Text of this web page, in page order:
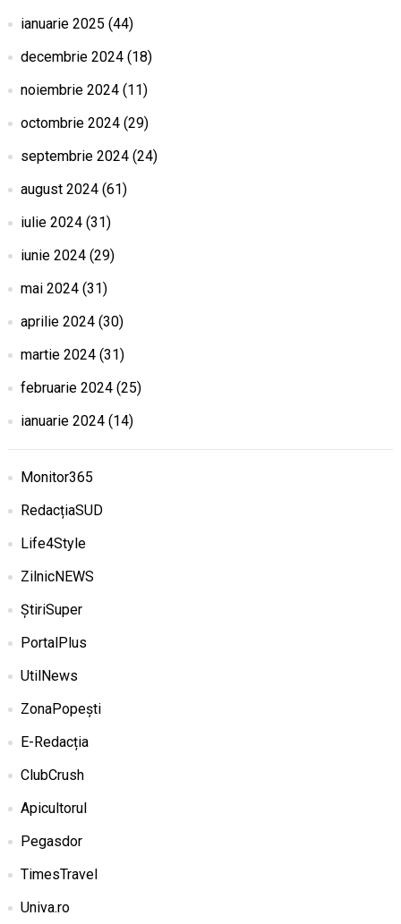
ianuarie 2025 (44)
decembrie 2024(18)
noiembrie 2024(11)
octombrie 2024(29)
septembrie 2024(24)
august 2024(61)
iulie 2024(31)
iunie 2024(29)
mai 2024(31)
aprilie 2024(30)
martie 2024(31)
februarie 2024(25)
ianuarie 2024(14)
Monitor365
RedacțiaSUD
Life4Style
ZilnicNEWS
ȘtiriSuper
PortalPlus
UtilNews
ZonaPopești
E-Redacția
ClubCrush
Apicultorul
Pegasdor
TimesTravel
Univa.ro